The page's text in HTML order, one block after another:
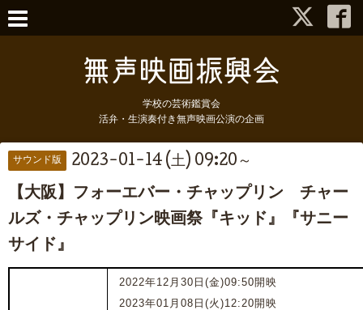
学校の芸術鑑賞会
活弁・生演奏付き無声映画公演の企画
サウンド版 2023-01-14 (土) 09:20～
【大阪】フォーエバー・チャップリン チャー
ルズ・チャップリン映画祭『キッド』『サニー
サイド』
2022年12月30日(金)09:50開映
2023年01月08日(火)12:20開映